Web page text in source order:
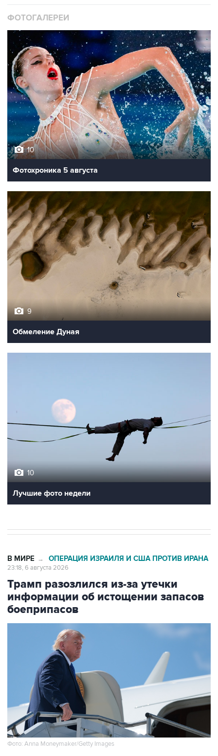
ФОТОГАЛЕРЕИ
10
Фотохроника 5 августа
9
Обмеление Дуная
10
Лучшие фото недели
В МИРЕ → ОПЕРАЦИЯ ИЗРАИЛЯ И США ПРОТИВ ИРАНА
23:18, 6 августа 2026
Трамп разозлился из-за утечки
информации об истощении запасов
боеприпасов
Фото: Anna Moneymaker/Getty Images